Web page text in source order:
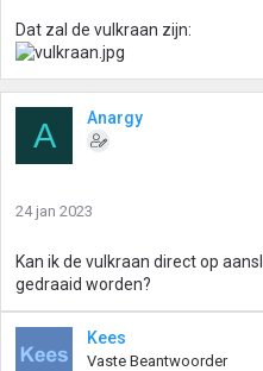
Dat zal de vulkraan zijn:
A Anargy
24 jan 2023
Kan ik de vulkraan direct op
gedraaid worden?
Kees
Vaste Beantwoorder